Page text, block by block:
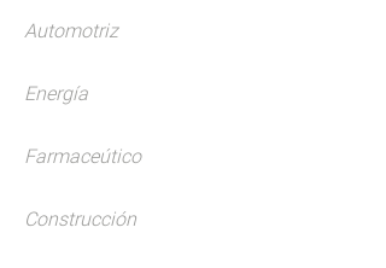
Automotriz
Energía
Farmaceútico
Construcción